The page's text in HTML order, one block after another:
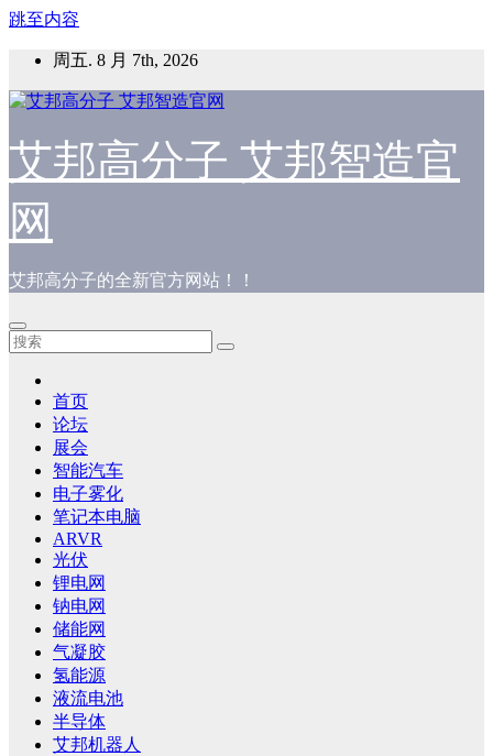
跳至内容
周五. 8 月 7th, 2026
艾邦高分子 艾邦智造官
网
艾邦高分子的全新官方网站！！
首页
论坛
展会
智能汽车
电子雾化
笔记本电脑
ARVR
光伏
锂电网
钠电网
储能网
气凝胶
氢能源
液流电池
半导体
艾邦机器人